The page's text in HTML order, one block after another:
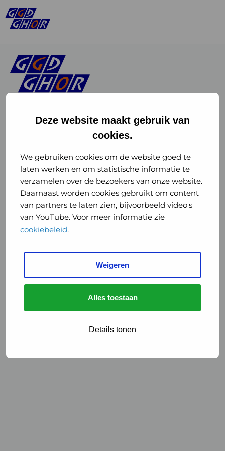
Deze website maakt gebruik van
cookies.
We gebruiken cookies om de website goed te
laten werken en om statistische informatie te
verzamelen over de bezoekers van onze website.
Daarnaast worden cookies gebruikt om content
van partners te laten zien, bijvoorbeeld video's
van YouTube. Voor meer informatie zie
cookiebeleid.
Weigeren
Alles toestaan
Details tonen
of
GGD
GHOR
Nederland
Instagram
of
GGD
GHOR
Nederland
GGD Reizen op social media
GGD Reizen
GGD Reisvaccinaties